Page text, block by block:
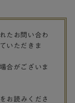
たお問い合わ
いただきま
合がございま
をお読みくださ